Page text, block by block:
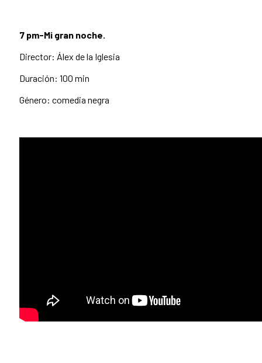
7 pm-Mi gran noche.
Director: Álex de la Iglesia
Duración: 100 min
Género: comedia negra